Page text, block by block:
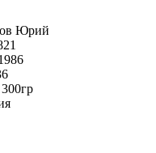
Юрий